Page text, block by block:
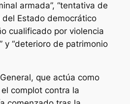
armada”, “tentativa de
Estado democrático
cualificado por violencia
y “deterioro de patrimonio
que actúa como
complot contra la